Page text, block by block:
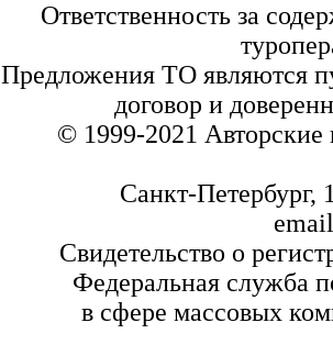
Ответственность за
Предложения ТО являются
договор и
© 1999-2021
Санкт-Петербург,
Свидетельство о
Федеральная служба
в сфере массовых